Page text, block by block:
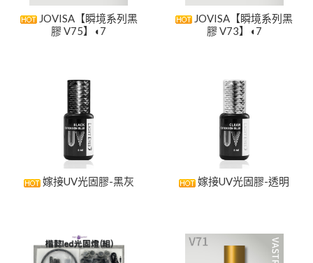
JOVISA【瞬境系列黑
膠 V75】◖7
JOVISA【瞬境系列黑
膠 V73】◖7
嫁接UV光固膠-黑灰 嫁接UV光固膠-透明